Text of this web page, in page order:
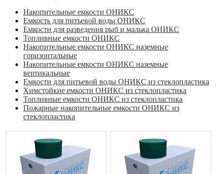
Накопительные емкости ОНИКС
Емкость для питьевой воды ОНИКС
Емкости для разведения рыб и малька ОНИКС
Топливные емкости ОНИКС
Накопительные емкости ОНИКС наземные
горизонтальные
Накопительные емкости ОНИКС наземные
вертикальные
Емкости для питьевой воды ОНИКС из стеклопластика
Химстойкие емкости ОНИКС из стеклопластика
Топливные емкости ОНИКС из стеклопластика
Пожарные накопительные емкости ОНИКС из
стеклопластика